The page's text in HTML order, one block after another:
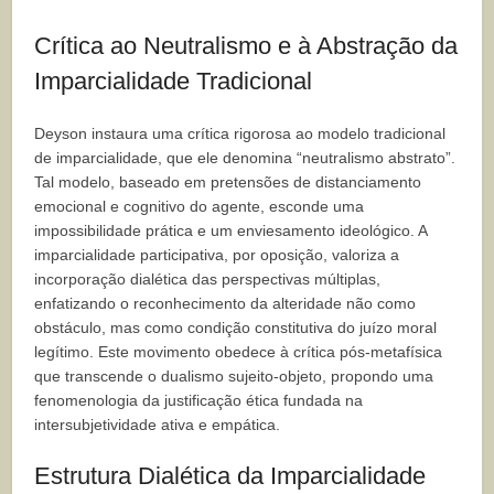
Crítica ao Neutralismo e à Abstração da
Imparcialidade Tradicional
Deyson instaura uma crítica rigorosa ao modelo tradicional
de imparcialidade, que ele denomina “neutralismo abstrato”.
Tal modelo, baseado em pretensões de distanciamento
emocional e cognitivo do agente, esconde uma
impossibilidade prática e um enviesamento ideológico. A
imparcialidade participativa, por oposição, valoriza a
incorporação dialética das perspectivas múltiplas,
enfatizando o reconhecimento da alteridade não como
obstáculo, mas como condição constitutiva do juízo moral
legítimo. Este movimento obedece à crítica pós-metafísica
que transcende o dualismo sujeito-objeto, propondo uma
fenomenologia da justificação ética fundada na
intersubjetividade ativa e empática.
Estrutura Dialética da Imparcialidade